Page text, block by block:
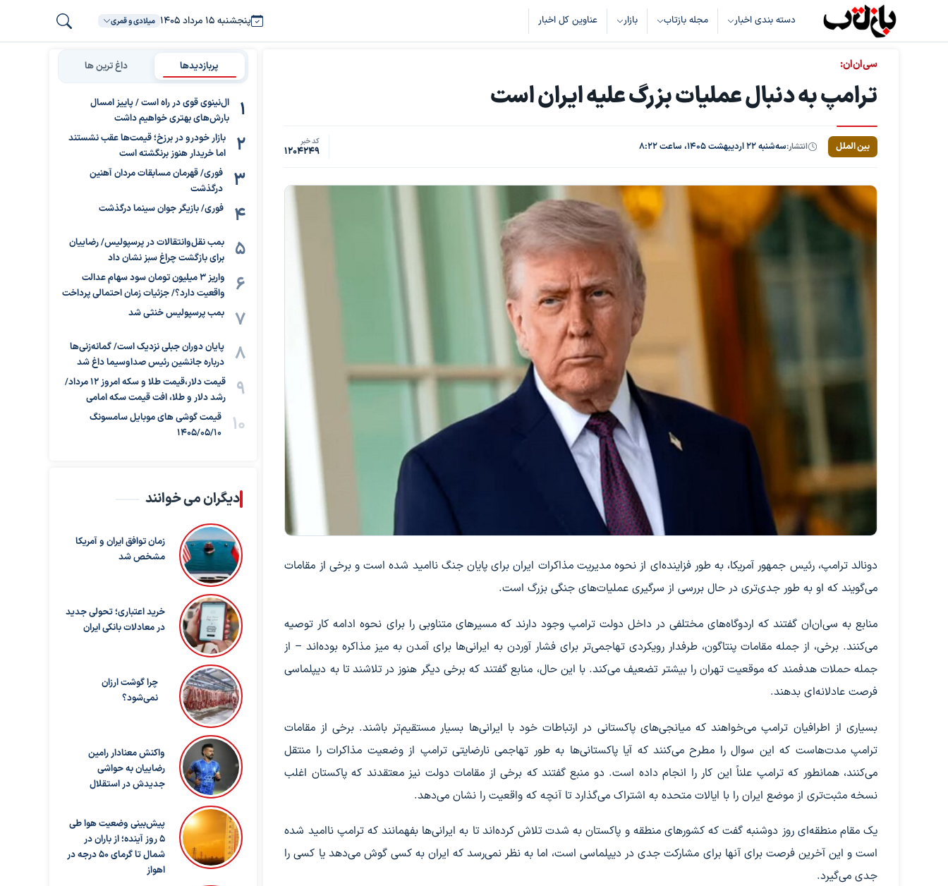
دسته بندی اخبار مجله بازتاب بازار عناوین کل اخبار پنجشنبه ۱۵ مرداد ۱۴۰۵ میلادی و قمری
سی‌ان‌ان:
ترامپ به دنبال عملیات بزرگ علیه ایران است
بین الملل انتشار:سه‌شنبه ۲۲ اردیبهشت ۱۴۰۵، ساعت ۸:۲۲ کد خبر
1204249
دونالد ترامپ، رئیس جمهور آمریکا، به طور فزاینده‌ای از نحوه مدیریت مذاکرات ایران برای پایان جنگ ناامید شده است و برخی از مقامات
می‌گویند که او به طور جدی‌تری در حال بررسی از سرگیری عملیات‌های جنگی بزرگ است.
منابع به سی‌ان‌ان گفتند که اردوگاه‌های مختلفی در داخل دولت ترامپ وجود دارند که مسیرهای متناوبی را برای نحوه ادامه کار توصیه
می‌کنند. برخی، از جمله مقامات پنتاگون، طرفدار رویکردی تهاجمی‌تر برای فشار آوردن به ایرانی‌ها برای آمدن به میز مذاکره بوده‌اند – از
جمله حملات هدفمند که موقعیت تهران را بیشتر تضعیف می‌کند. با این حال، منابع گفتند که برخی دیگر هنوز در تلاشند تا به دیپلماسی
فرصت عادلانه‌ای بدهند.
بسیاری از اطرافیان ترامپ می‌خواهند که میانجی‌های پاکستانی در ارتباطات خود با ایرانی‌ها بسیار مستقیم‌تر باشند. برخی از مقامات
ترامپ مدت‌هاست که این سوال را مطرح می‌کنند که آیا پاکستانی‌ها به طور تهاجمی نارضایتی ترامپ از وضعیت مذاکرات را منتقل
می‌کنند، همانطور که ترامپ علناً این کار را انجام داده است. دو منبع گفتند که برخی از مقامات دولت نیز معتقدند که پاکستان اغلب
نسخه مثبت‌تری از موضع ایران را با ایالات متحده به اشتراک می‌گذارد تا آنچه که واقعیت را نشان می‌دهد.
یک مقام منطقه‌ای روز دوشنبه گفت که کشورهای منطقه و پاکستان به شدت تلاش کرده‌اند تا به ایرانی‌ها بفهمانند که ترامپ ناامید شده
است و این آخرین فرصت برای آنها برای مشارکت جدی در دیپلماسی است، اما به نظر نمی‌رسد که ایران به کسی گوش می‌دهد یا کسی را
جدی می‌گیرد.
پربازدیدها داغ ترین ها
ال‌نینوی قوی در راه است / پاییز امسال
بارش‌های بهتری خواهیم داشت
بازار خودرو در برزخ؛ قیمت‌ها عقب نشستند
اما خریدار هنوز برنگشته است
فوری/ قهرمان مسابقات مردان آهنین
درگذشت
فوری/ بازیگر جوان سینما درگذشت
بمب نقل‌وانتقالات در پرسپولیس/ رضاییان
برای بازگشت چراغ سبز نشان داد
واریز ۳ میلیون تومان سود سهام عدالت
واقعیت دارد؟/ جزئیات زمان احتمالی پرداخت
بمب پرسپولیس خنثی شد
پایان دوران جبلی نزدیک است/ گمانه‌زنی‌ها
درباره جانشین رئیس صداوسیما داغ شد
قیمت دلار،قیمت طلا و سکه امروز ۱۲ مرداد/
رشد دلار و طلا، افت قیمت سکه امامی
قیمت گوشی های موبایل سامسونگ
1405/05/10
دیگران می خوانند
زمان توافق ایران و آمریکا
مشخص شد
خرید اعتباری؛ تحولی جدید
در معادلات بانکی ایران
چرا گوشت ارزان
نمی‌شود؟
واکنش معنادار رامین
رضاییان به حواشی
جدیدش در استقلال
پیش‌بینی وضعیت هوا طی
۵ روز آینده؛ از باران در
شمال تا گرمای ۵۰ درجه در
اهواز